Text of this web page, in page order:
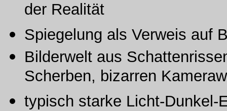
der Realität
Spiegelung als Verweis auf
Bilderwelt aus
Scherben, bizarren
typisch starke Licht-Dunkel-